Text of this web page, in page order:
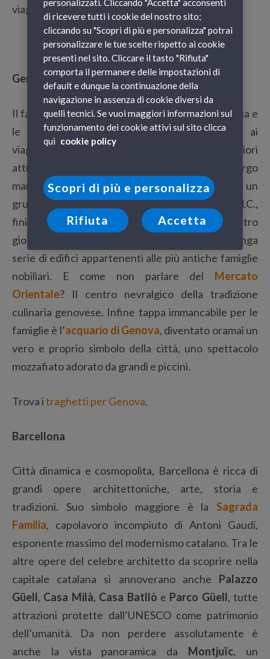
viaggio indimenticabile.
Genova
Il fascinoso capoluogo ligure con la sua ricca storia e
le tante tradizioni ha moltissimo da offrire ai
viaggiatori di tutti i gusti. Tra le sue maggiori
attrazioni troviamo
, un antico borgo
marinaro fondato – secondo la leggenda – da un
gruppo di pescatori spagnoli intorno al 1000 d.C.,
finiti su quelle rive a seguito di una tempesta. Altro
gioiello della città sono i
, una lunga
serie di edifici appartenenti alle più antiche famiglie
nobiliari. E come non parlare del Mercato
Orientale? Il centro nevralgico della tradizione
culinaria genovese. Infine tappa immancabile per le
famiglie è l’acquario di Genova, diventato oramai un
vero e proprio simbolo della città, uno spettacolo
mozzafiato adorato da grandi e piccini.
Trova itraghetti per Genova.
Barcellona
Città dinamica e cosmopolita, Barcellona è ricca di
grandi opere architettoniche, arte, storia e
tradizioni. Suo simbolo maggiore è la Sagrada
Familia, capolavoro incompiuto di Antoni Gaudí,
esponente massimo del modernismo catalano. Tra le
altre opere del celebre architetto da scoprire nella
capitale catalana si annoverano anche Palazzo
Güell, Casa Milà, Casa Batllò e Parco Güell, tutte
attrazioni protette dall’UNESCO come patrimonio
dell’umanità. Da non perdere assolutamente è
anche la vista panoramica da Montjuïc, un
di ricevere tutti i cookie del nostro sito;
cliccando su "Scopri di più e personalizza" potrai
personalizzare le tue scelte rispetto ai cookie
presenti nel sito. Cliccare il tasto "Rifiuta"
comporta il permanere delle impostazioni di
default e dunque la continuazione della
navigazione in assenza di cookie diversi da
quelli tecnici. Se vuoi maggiori informazioni sul
funzionamento dei cookie attivi sul sito clicca
qui cookie policy
Scopri di più e personalizza
Rifiuta Accetta